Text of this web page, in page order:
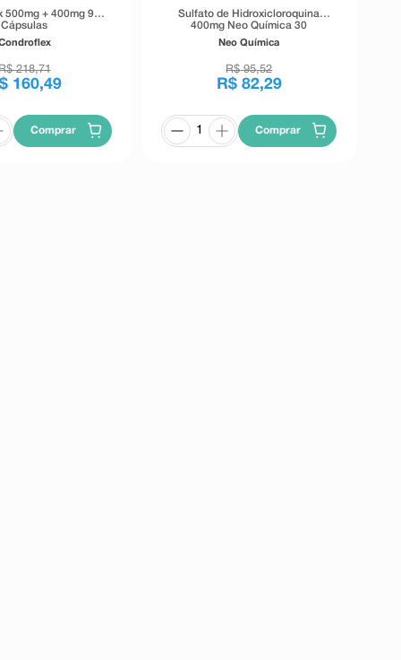
500mg + 400mg 90
Cápsulas
218,71
160,49
Comprar
Sulfato de Hidroxicloroquina
400mg Neo Química 30
Comprimidos Revestidos
Neo Química
R$ 95,52
R$ 82,29
Comprar